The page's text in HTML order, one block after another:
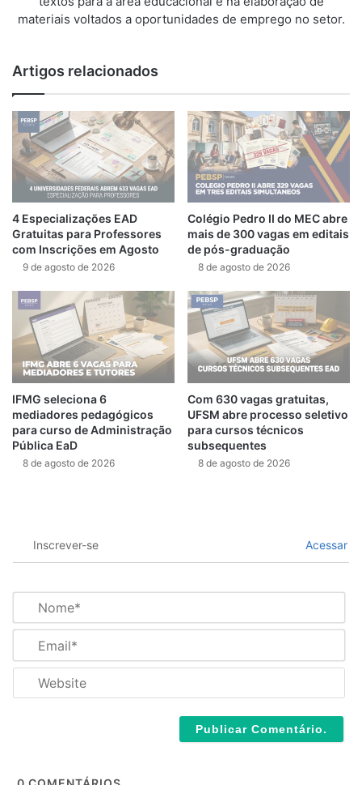
materiais voltados a oportunidades de emprego no setor.
Artigos relacionados
4 Especializações EAD
Gratuitas para Professores
com Inscrições em Agosto
9 de agosto de 2026
Colégio Pedro II do MEC abre
mais de 300 vagas em editais
de pós-graduação
8 de agosto de 2026
IFMG seleciona 6
mediadores pedagógicos
para curso de Administração
Pública EaD
8 de agosto de 2026
Com 630 vagas gratuitas,
UFSM abre processo seletivo
para cursos técnicos
subsequentes
8 de agosto de 2026
Inscrever-se Acessar
m
*a
l